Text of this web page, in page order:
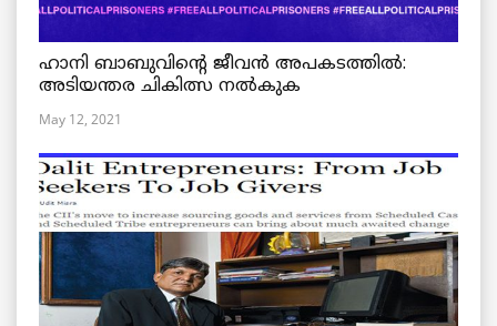
ഹാനി ബാബുവിന്റെ ജീവൻ അപകടത്തിൽ:
അടിയന്തര ചികിത്സ നൽകുക
May 12, 2021